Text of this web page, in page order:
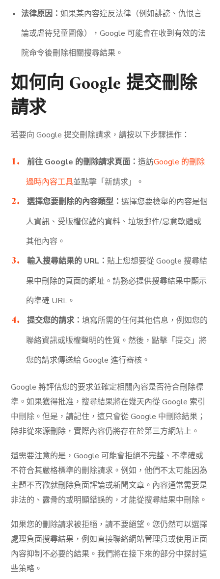
法律原因：如果某內容違反法律（例如誹謗、仇恨言
論或虐待兒童圖像），Google 可能會在收到有效的法
院命令後刪除相關搜尋結果。
如何向 Google 提交刪除
請求
若要向 Google 提交刪除請求，請按以下步驟操作：
前往 Google 的刪除請求頁面： 造訪Google 的刪除
過時內容工具並點擊「新請求」。
選擇您要刪除的內容類型： 選擇您要檢舉的內容是個
人資訊、受版權保護的資料、垃圾郵件/惡意軟體或
其他內容。
輸入搜尋結果的 URL： 貼上您想要從 Google 搜尋結
果中刪除的頁面的網址。請務必提供搜尋結果中顯示
的準確 URL。
提交您的請求： 填寫所需的任何其他信息，例如您的
聯絡資訊或版權聲明的性質。然後，點擊「提交」將
您的請求傳送給 Google 進行審核。
Google 將評估您的要求並確定相關內容是否符合刪除標
準。如果獲得批准，搜尋結果將在幾天內從 Google 索引
中刪除。但是，請記住，這只會從 Google 中刪除結果；
除非從來源刪除，實際內容仍將存在於第三方網站上。
還需要注意的是，Google 可能會拒絕不完整、不準確或
不符合其嚴格標準的刪除請求。例如，他們不太可能因為
主題不喜歡就刪除負面評論或新聞文章。內容通常需要是
非法的、露骨的或明顯錯誤的，才能從搜尋結果中刪除。
如果您的刪除請求被拒絕，請不要絕望。您仍然可以選擇
處理負面搜尋結果，例如直接聯絡網站管理員或使用正面
內容抑制不必要的結果。我們將在接下來的部分中探討這
些策略。